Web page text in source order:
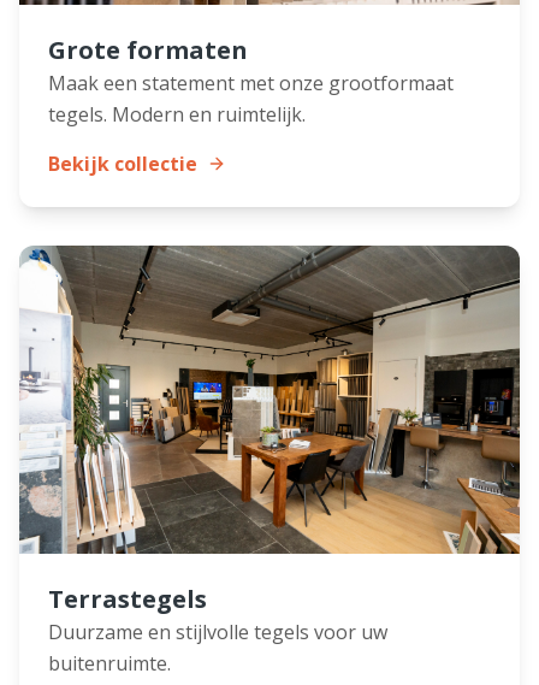
Grote formaten
Maak een statement met onze grootformaat
tegels. Modern en ruimtelijk.
Bekijk collectie
Terrastegels
Duurzame en stijlvolle tegels voor uw
buitenruimte.